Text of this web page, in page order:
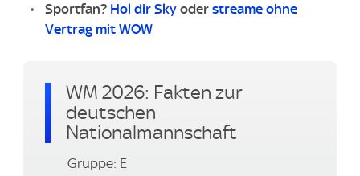
Sportfan? Hol dir Sky oder streame ohne
Vertrag mit WOW
WM 2026: Fakten zur
deutschen
Nationalmannschaft
Gruppe: E